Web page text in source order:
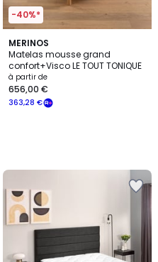
-40%*
MERINOS
Matelas mousse grand
confort+Visco LE TOUT TONIQUE
à partir de
363,28 €
656,00 €